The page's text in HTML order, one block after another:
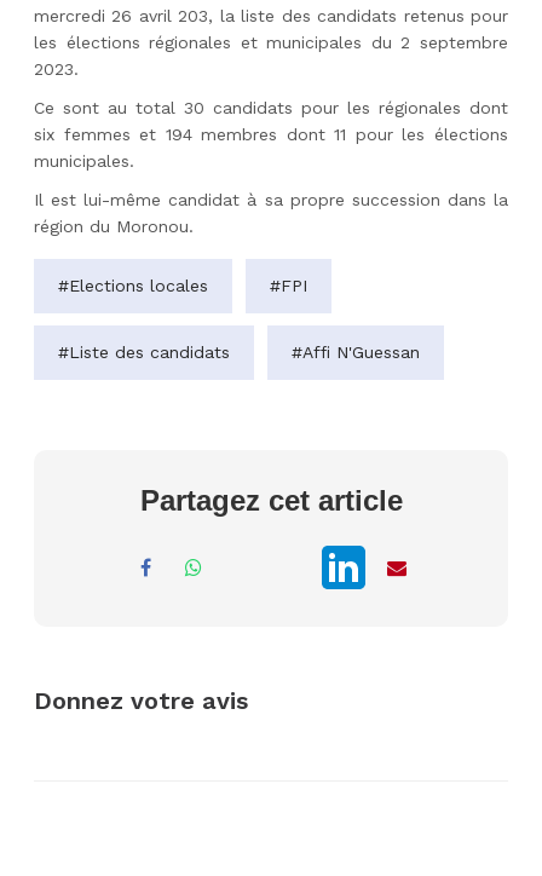
mercredi 26 avril 203, la liste des candidats retenus pour
les élections régionales et municipales du 2 septembre
2023.
Ce sont au total 30 candidats pour les régionales dont
six femmes et 194 membres dont 11 pour les élections
municipales.
Il est lui-même candidat à sa propre succession dans la
région du Moronou.
#Elections locales #FPI
#Liste des candidats #Affi N'Guessan
Partagez cet article
Donnez votre avis